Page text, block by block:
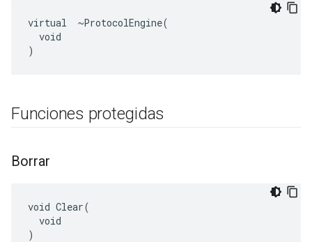
virtual  ~ProtocolEngine(
  void
)
Funciones protegidas
Borrar
void Clear(
  void
)